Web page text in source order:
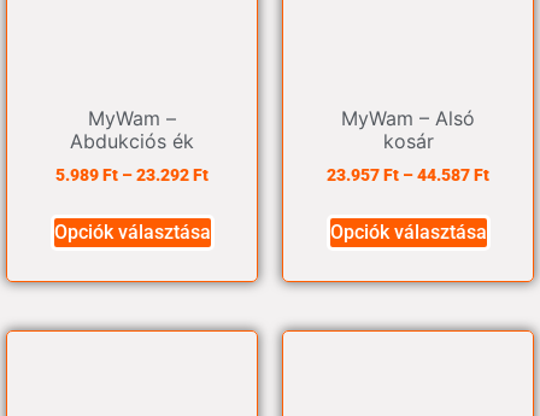
MyWam –
Abdukciós ék
5.989Ft –23.292Ft
Opciók választása
MyWam – Alsó
kosár
23.957Ft –44.587Ft
Opciók választása